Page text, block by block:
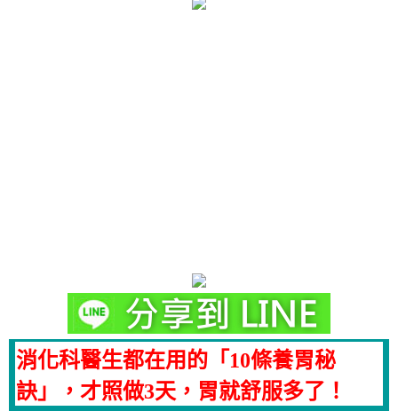
消化科醫生都在用的「10條養胃秘
訣」，才照做3天，胃就舒服多了！